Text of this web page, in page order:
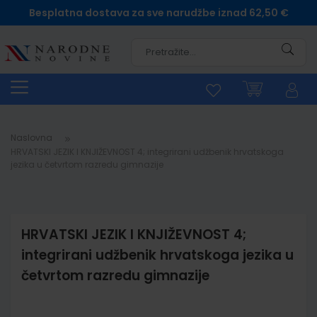
Besplatna dostava za sve narudžbe iznad 62,50 €
Naslovna
HRVATSKI JEZIK I KNJIŽEVNOST 4;
integrirani udžbenik hrvatskoga jezika u
četvrtom razredu gimnazije